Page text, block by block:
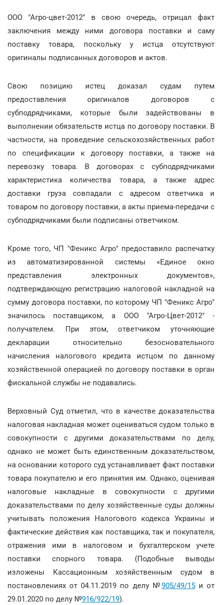
ООО "Агро-цвет-2012" в свою очередь, отрицал факт
заключения между ними договора поставки и саму
поставку товара, поскольку у истца отсутствуют
оригиналы подписанных договоров и актов.
Свою позицию истец доказал судам путем
предоставления оригиналов договоров с
субподрядчиками, которые были задействованы в
выполнении обязательств истца по договору поставки. В
частности, на проведение сельскохозяйственных работ
по спецификации к договору поставки, а также на
перевозку товара. В договорах с субподрядчиками
характеристика количества товара, а также адрес
доставки груза совпадали с адресом ответчика и
товаром по договору поставки, а акты приема-передачи с
субподрядчиками были подписаны ответчиком.
Кроме того, ЧП "Феникс Агро" предоставило распечатку
из автоматизированной системы «Единое окно
представления электронных документов»,
подтверждающую регистрацию налоговой накладной на
сумму договора поставки, по которому ЧП "Феникс Агро"
значилось поставщиком, а ООО "Агро-Цвет-2012" -
получателем. При этом, ответчиком уточняющие
декларации относительно безосновательного
начисления налогового кредита истцом по данному
хозяйственной операцией по договору поставки в орган
фискальной службы не подавались.
Верховный Суд отметил, что в качестве доказательства
налоговая накладная может оцениваться судом только в
совокупности с другими доказательствами по делу,
однако не может быть единственным доказательством,
на основании которого суд устанавливает факт поставки
товара покупателю и его принятия им. Однако, оценивая
налоговые накладные в совокупности с другими
доказательствами по делу хозяйственные суды должны
учитывать положения Налогового кодекса Украины и
фактические действия как поставщика, так и покупателя,
отражения ими в налоговом и бухгалтерском учете
поставки спорного товара. (Подобные выводы
изложены Кассационным хозяйственным судом в
постановлениях от 04.11.2019 по делу №905/49/15и от
29.01.2020 по делу №916/922/19).